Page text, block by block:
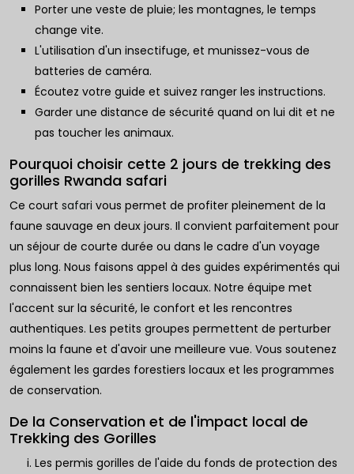
Porter une veste de pluie; les montagnes, le temps
change vite.
L'utilisation d'un insectifuge, et munissez-vous de
batteries de caméra.
Écoutez votre guide et suivez ranger les instructions.
Garder une distance de sécurité quand on lui dit et ne
pas toucher les animaux.
Pourquoi choisir cette 2 jours de trekking des
gorilles Rwanda safari
Ce court safari vous permet de profiter pleinement de la
faune sauvage en deux jours. Il convient parfaitement pour
un séjour de courte durée ou dans le cadre d'un voyage
plus long. Nous faisons appel à des guides expérimentés qui
connaissent bien les sentiers locaux. Notre équipe met
l'accent sur la sécurité, le confort et les rencontres
authentiques. Les petits groupes permettent de perturber
moins la faune et d'avoir une meilleure vue. Vous soutenez
également les gardes forestiers locaux et les programmes
de conservation.
De la Conservation et de l'impact local de
Trekking des Gorilles
Les permis gorilles de l'aide du fonds de protection des